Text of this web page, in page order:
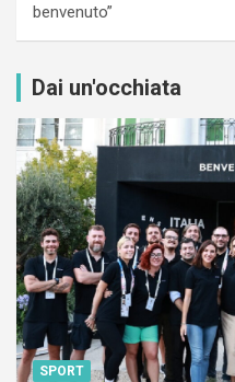
benvenuto”
Dai un'occhiata
SPORT